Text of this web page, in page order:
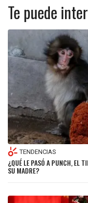
Te puede
TENDENCIAS
¿QUÉ LE PASÓ A PUNCH, EL
SU MADRE?